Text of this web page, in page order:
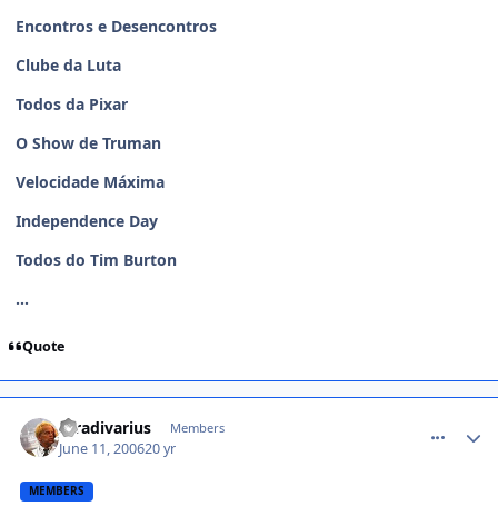
Encontros e Desencontros
Clube da Luta
Todos da Pixar
O Show de Truman
Velocidade Máxima
Independence Day
Todos do Tim Burton
...
Quote
Stradivarius Members
June 11, 200620 yr
MEMBERS